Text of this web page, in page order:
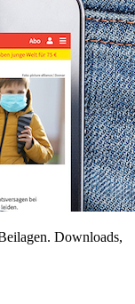
Downloads,